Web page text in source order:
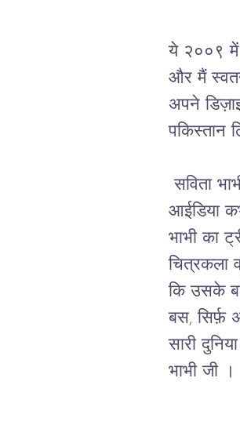
ये २००९ में
और मैं
अपने
पकिस्तान
सविता
आईडिया
भाभी का
चित्रकला
कि उसके
बस, सिर्फ़
सारी
भाभी जी ।